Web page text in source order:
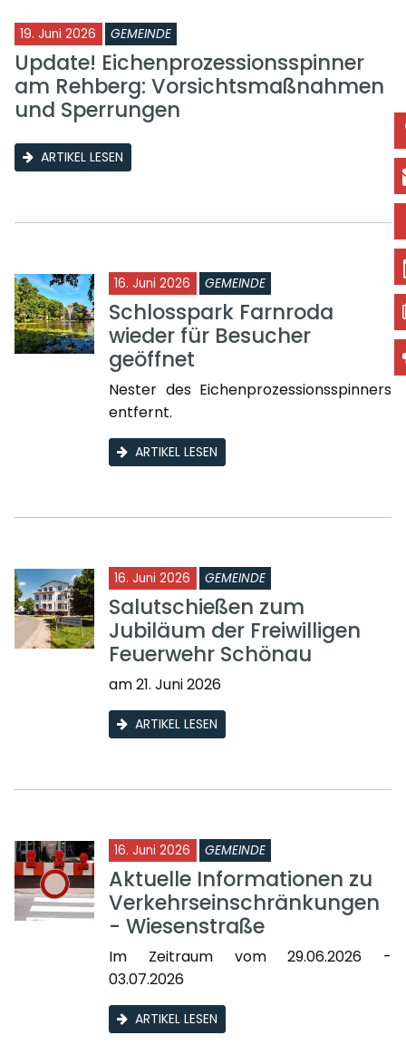
19. Juni 2026 GEMEINDE
Update! Eichenprozessionsspinner
am Rehberg: Vorsichtsmaßnahmen
und Sperrungen
ARTIKEL LESEN
16. Juni 2026 GEMEINDE
Schlosspark Farnroda
wieder für Besucher
geöffnet
Nester des Eichenprozessionsspinners
entfernt.
ARTIKEL LESEN
16. Juni 2026 GEMEINDE
Salutschießen zum
Jubiläum der Freiwilligen
Feuerwehr Schönau
am 21. Juni 2026
ARTIKEL LESEN
16. Juni 2026 GEMEINDE
Aktuelle Informationen zu
Verkehrseinschränkungen
- Wiesenstraße
Im Zeitraum vom 29.06.2026 -
03.07.2026
ARTIKEL LESEN